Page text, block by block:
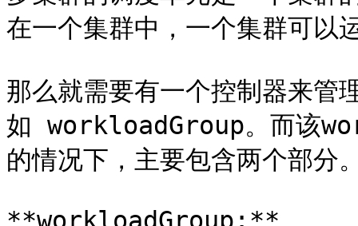
在一个集群中，一个集群可
那么就需要有一个控制器来
如 workloadGroup。而该
的情况下，主要包含两个部分